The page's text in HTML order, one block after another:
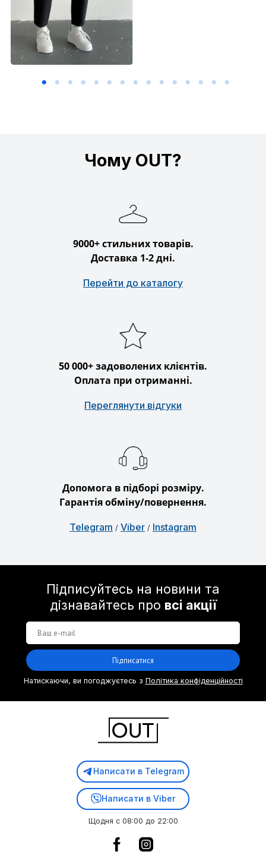
Чому OUT?
9000+ стильних товарів.
Доставка 1-2 дні.
Перейти до каталогу
50 000+ задоволених клієнтів.
Оплата при отриманні.
Переглянути відгуки
Допомога в підборі розміру.
Гарантія обміну/повернення.
Telegram / Viber / Instagram
Підписуйтесь на новини та
дізнавайтесь про всі акції
Підписатися
Натискаючи, ви погоджуєтесь з Політика конфіденційності
Написати в Telegram
Написати в Viber
Щодня с 08:00 до 22:00